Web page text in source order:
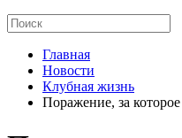
Главная
Новости
Клубная жизнь
Поражение, за